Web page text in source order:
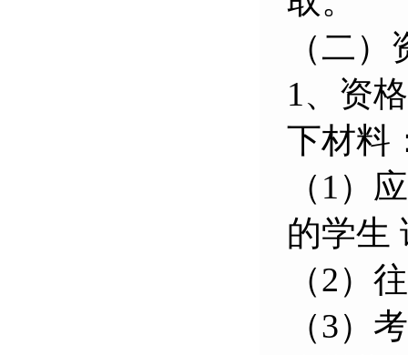
（二）
1、资
下材料
（1）
的学生
（2）
（3）